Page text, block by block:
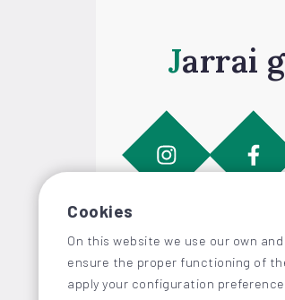
Jarrai
Cookies
On this website we use our own
ensure the proper functioning of
apply your configuration